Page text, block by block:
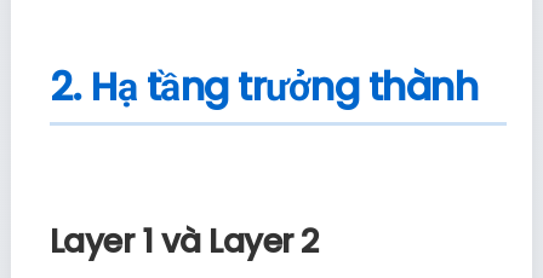
2. Hạ tầng trưởng thành
Layer 1 và Layer 2